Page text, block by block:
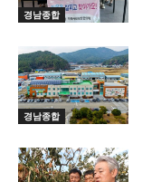
경남종합
경남종합